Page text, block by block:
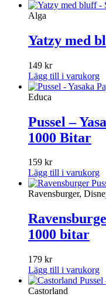
Alga
Yatzy med
149 kr
Lägg till i varukorg
Educa
Pussel –
1000 Bitar
159 kr
Lägg till i varukorg
Ravensburger,
1000 bitar
179 kr
Lägg till i varukorg
Castorland